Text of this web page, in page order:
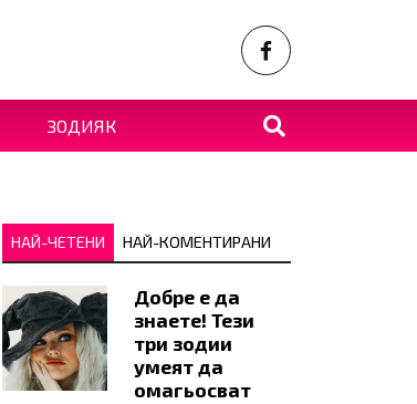
ЗОДИЯК
НАЙ-ЧЕТЕНИ НАЙ-КОМЕНТИРАНИ
Добре е да
знаете! Тези
три зодии
умеят да
омагьосват